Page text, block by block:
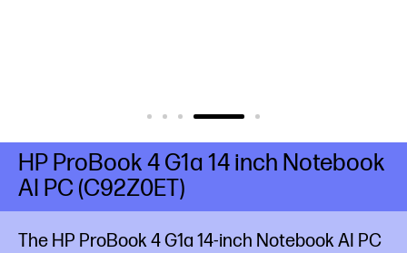
The HP ProBook 4 G1a 14-inch Notebook AI PC
HP ProBook 4 G1a 14 inch Notebook
AI PC (C92Z0ET)